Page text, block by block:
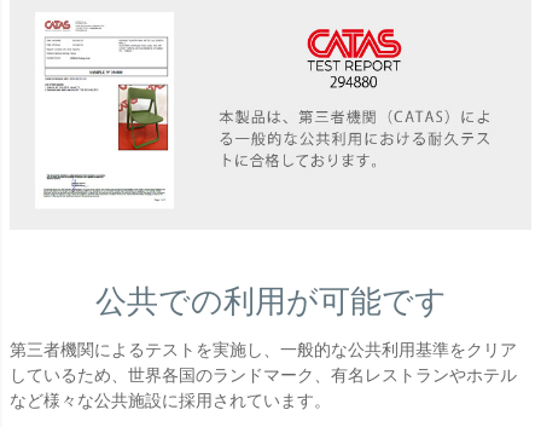
公共での利用が可能です
第三者機関によるテストを実施し、一般的な公共利用基準をクリア
しているため、世界各国のランドマーク、有名レストランやホテル
など様々な公共施設に採用されています。